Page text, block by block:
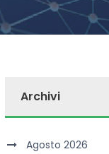
Archivi
Agosto 2026